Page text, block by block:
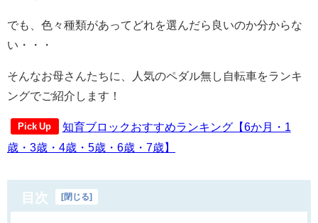
でも、色々種類があってどれを選んだら良いのか分からな
い・・・
そんなお母さんたちに、人気のペダル無し自転車をランキ
ングでご紹介します！
Pick Up
知育ブロックおすすめランキング【6か月・1
歳・3歳・4歳・5歳・6歳・7歳】
目次 [閉じる]